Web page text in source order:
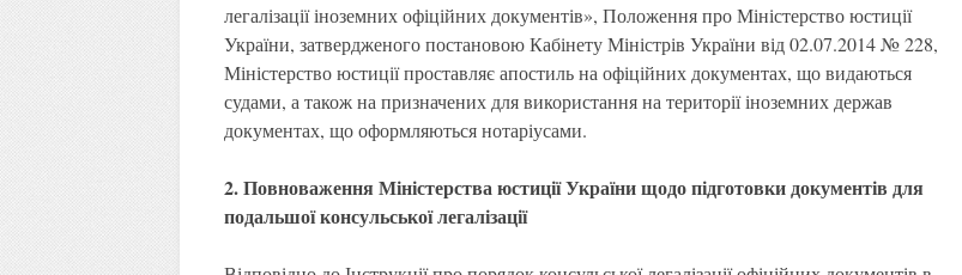
легалізації іноземних офіційних документів», Положення про Міністерство юстиції
України, затвердженого постановою Кабінету Міністрів України від 02.07.2014 № 228,
Міністерство юстиції проставляє апостиль на офіційних документах, що видаються
судами, а також на призначених для використання на території іноземних держав
документах, що оформляються нотаріусами.
2. Повноваження Міністерства юстиції України щодо підготовки документів для
подальшої консульської легалізації